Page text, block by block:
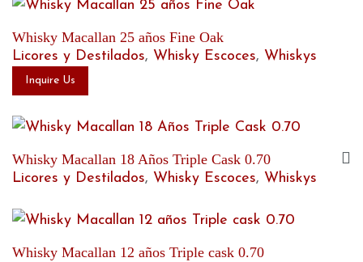
Whisky Macallan 25 años Fine Oak
Licores y Destilados, Whisky Escoces, Whiskys
Inquire Us
Whisky Macallan 18 Años Triple Cask 0.70
Licores y Destilados, Whisky Escoces, Whiskys
Whisky Macallan 12 años Triple cask 0.70